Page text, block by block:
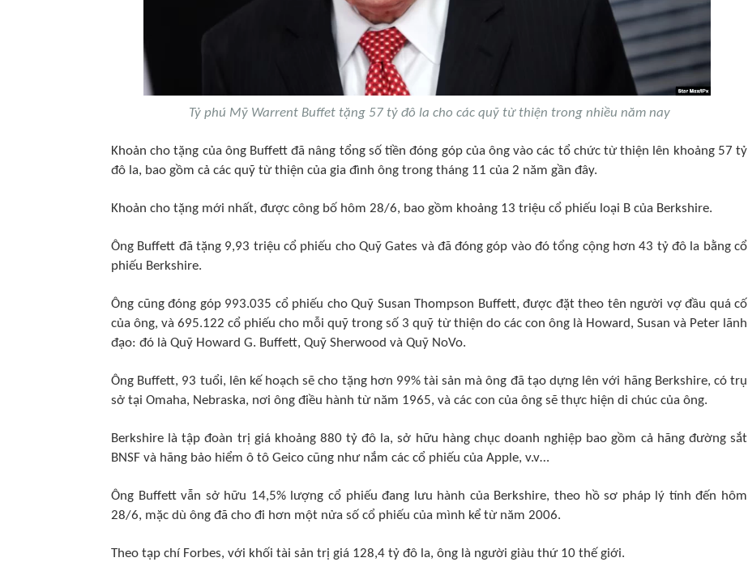
Tỷ phú Mỹ Warrent Buffet tặng 57 tỷ đô la cho các quỹ từ thiện trong nhiều năm nay
Khoản cho tặng của ông Buffett đã nâng tổng số tiền đóng góp của ông vào các tổ chức từ thiện lên khoảng 57 tỷ
đô la, bao gồm cả các quỹ từ thiện của gia đình ông trong tháng 11 của 2 năm gần đây.
Khoản cho tặng mới nhất, được công bố hôm 28/6, bao gồm khoảng 13 triệu cổ phiếu loại B của Berkshire.
Ông Buffett đã tặng 9,93 triệu cổ phiếu cho Quỹ Gates và đã đóng góp vào đó tổng cộng hơn 43 tỷ đô la bằng cổ
phiếu Berkshire.
Ông cũng đóng góp 993.035 cổ phiếu cho Quỹ Susan Thompson Buffett, được đặt theo tên người vợ đầu quá cố
của ông, và 695.122 cổ phiếu cho mỗi quỹ trong số 3 quỹ từ thiện do các con ông là Howard, Susan và Peter lãnh
đạo: đó là Quỹ Howard G. Buffett, Quỹ Sherwood và Quỹ NoVo.
Ông Buffett, 93 tuổi, lên kế hoạch sẽ cho tặng hơn 99% tài sản mà ông đã tạo dựng lên với hãng Berkshire, có trụ
sở tại Omaha, Nebraska, nơi ông điều hành từ năm 1965, và các con của ông sẽ thực hiện di chúc của ông.
Berkshire là tập đoàn trị giá khoảng 880 tỷ đô la, sở hữu hàng chục doanh nghiệp bao gồm cả hãng đường sắt
BNSF và hãng bảo hiểm ô tô Geico cũng như nắm các cổ phiếu của Apple, v.v…
Ông Buffett vẫn sở hữu 14,5% lượng cổ phiếu đang lưu hành của Berkshire, theo hồ sơ pháp lý tính đến hôm
28/6, mặc dù ông đã cho đi hơn một nửa số cổ phiếu của mình kể từ năm 2006.
Theo tạp chí Forbes, với khối tài sản trị giá 128,4 tỷ đô la, ông là người giàu thứ 10 thế giới.